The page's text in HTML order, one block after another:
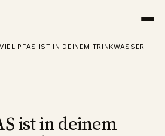
PFAS IST IN DEINEM TRINKWASSER
ist in deinem